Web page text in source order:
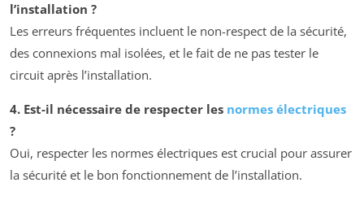
l’installation ?
Les erreurs fréquentes incluent le non-respect de la sécurité,
des connexions mal isolées, et le fait de ne pas tester le
circuit après l’installation.
4. Est-il nécessaire de respecter les normes électriques
?
Oui, respecter les normes électriques est crucial pour assurer
la sécurité et le bon fonctionnement de l’installation.